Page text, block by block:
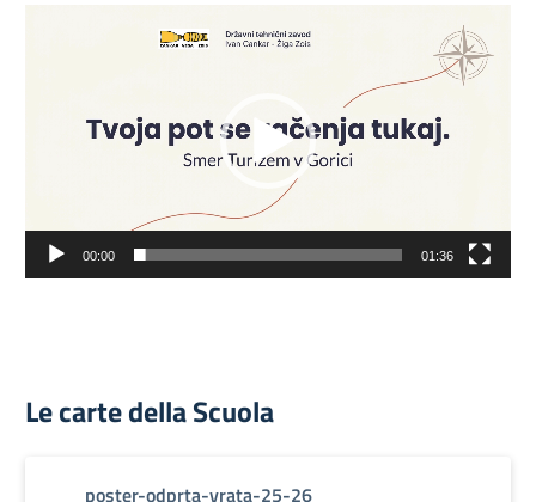
00:00 01:36
Le carte della Scuola
poster-odprta-vrata-25-26